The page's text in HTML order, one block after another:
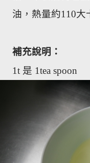
油，熱量約110大
補充說明：
1t 是 1tea spoon